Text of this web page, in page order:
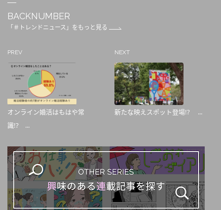
BACKNUMBER
「＃トレンドニュース」をもっと見る
PREV
オンライン婚活はもはや常
識!? ...
NEXT
新たな映えスポット登場!? ...